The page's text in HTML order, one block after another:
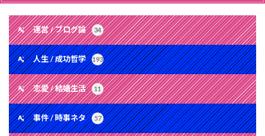
運営 / ブログ論 34
人生 / 成功哲学 193
恋愛 / 結婚生活 11
事件 / 時事ネタ 57